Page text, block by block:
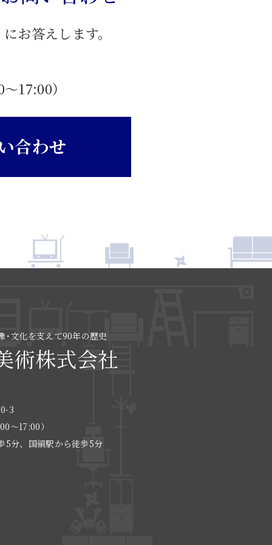
お答えします。
〜17:00）
合わせ
･文化を支えて90年の歴史
術株式会社
3
〜17:00）
分、国領駅から徒歩5分